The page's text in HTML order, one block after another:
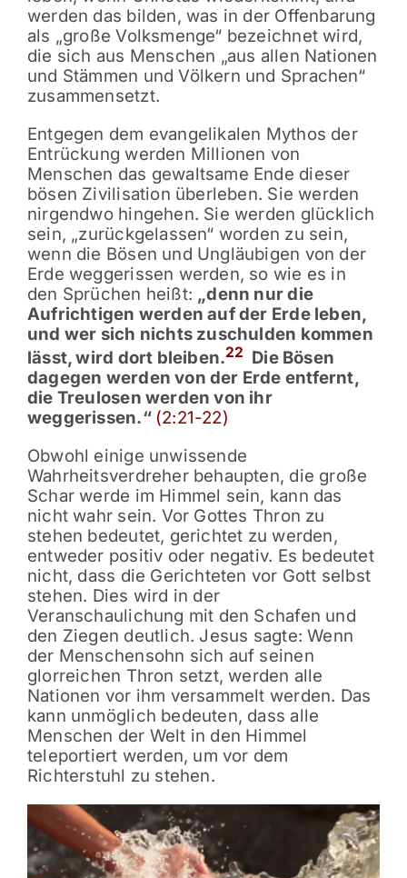
werden das bilden, was in der Offenbarung
als „große Volksmenge“ bezeichnet wird,
die sich aus Menschen „aus allen Nationen
und Stämmen und Völkern und Sprachen“
zusammensetzt.
Entgegen dem evangelikalen Mythos der
Entrückung werden Millionen von
Menschen das gewaltsame Ende dieser
bösen Zivilisation überleben. Sie werden
nirgendwo hingehen. Sie werden glücklich
sein, „zurückgelassen“ worden zu sein,
wenn die Bösen und Ungläubigen von der
Erde weggerissen werden, so wie es in
den Sprüchen heißt: „denn nur die
Aufrichtigen werden auf der Erde leben,
und wer sich nichts zuschulden kommen
lässt, wird dort bleiben.22 Die Bösen
dagegen werden von der Erde entfernt,
die Treulosen werden von ihr
weggerissen.“ (2:21-22)
Obwohl einige unwissende
Wahrheitsverdreher behaupten, die große
Schar werde im Himmel sein, kann das
nicht wahr sein. Vor Gottes Thron zu
stehen bedeutet, gerichtet zu werden,
entweder positiv oder negativ. Es bedeutet
nicht, dass die Gerichteten vor Gott selbst
stehen. Dies wird in der
Veranschaulichung mit den Schafen und
den Ziegen deutlich. Jesus sagte: Wenn
der Menschensohn sich auf seinen
glorreichen Thron setzt, werden alle
Nationen vor ihm versammelt werden. Das
kann unmöglich bedeuten, dass alle
Menschen der Welt in den Himmel
teleportiert werden, um vor dem
Richterstuhl zu stehen.